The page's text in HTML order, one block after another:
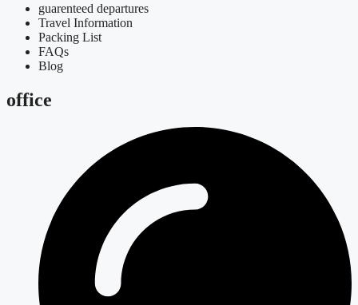
guarenteed departures
Travel Information
Packing List
FAQs
Blog
office